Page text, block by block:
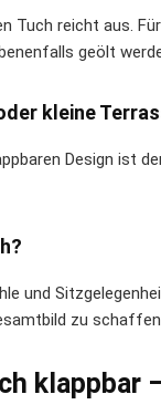
Tuch reicht aus.
geölt
kleine
Design ist
und
zu
klappbar